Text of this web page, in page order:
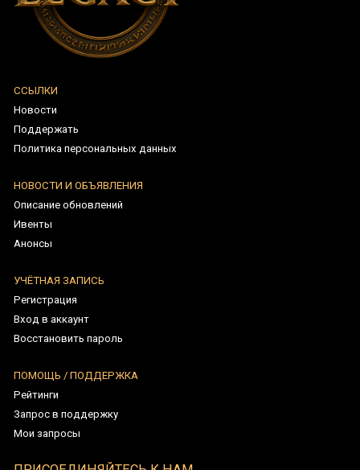
Новости
Поддержать
Политика персональных данных
Описание обновлений
Ивенты
Анонсы
ПОМОЩЬ / ПОДДЕРЖКА
Запрос в поддержку
Мои запросы
ПРИСОЕДИНЯЙТЕСЬ К НАМ
Runes of Mystery Legacy - Copyright © 2026